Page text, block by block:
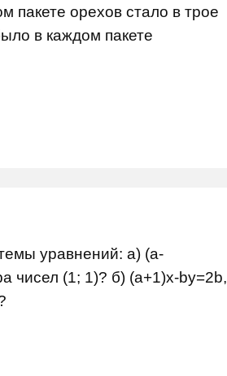
пакете орехов стало в трое
в каждом пакете
уравнений: а) (a-
чисел (1; 1)? б) (а+1)х-by=2b,